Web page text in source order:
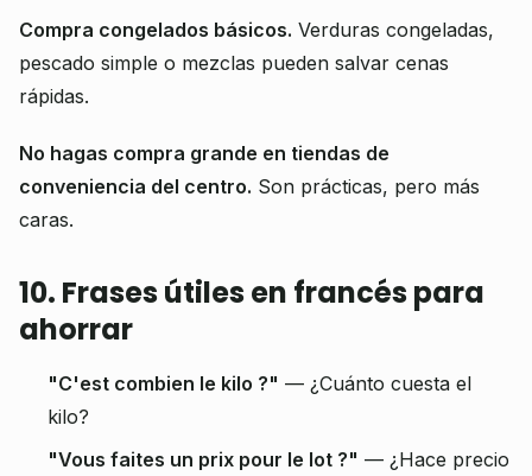
Compra congelados básicos. Verduras congeladas,
pescado simple o mezclas pueden salvar cenas
rápidas.
No hagas compra grande en tiendas de
conveniencia del centro. Son prácticas, pero más
caras.
10. Frases útiles en francés para
ahorrar
"C'est combien le kilo ?" — ¿Cuánto cuesta el
kilo?
"Vous faites un prix pour le lot ?" — ¿Hace precio